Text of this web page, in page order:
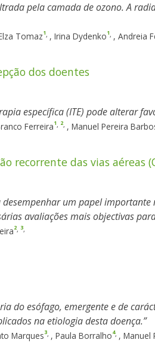
pela camada de ozono. A
Tomaz1, , Irina Dydenko1, , Andreia
dos doentes
específica (ITE) pode alterar
Ferreira1, 2, , Manuel Pereira
recorrente das vias aéreas
um papel
avaliações mais objectivas
2, 3,
do esófago, emergente e de
na etiologia desta doença.
Marques3, , Paula Borralho4, , Manuel